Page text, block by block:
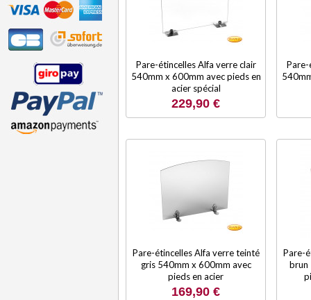
Pare-étincelles Alfa verre clair
540mm x 600mm avec pieds en
acier spécial
229,90 €
Pare-
Pare-étincelles Alfa verre teinté
gris 540mm x 600mm avec
pieds en acier
169,90 €
Pare-
brun